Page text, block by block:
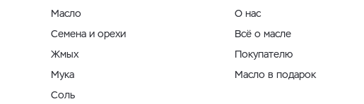
Масло
Семена и орехи
Жмых
Мука
Соль
О нас
Всё о масле
Покупателю
Масло в подарок